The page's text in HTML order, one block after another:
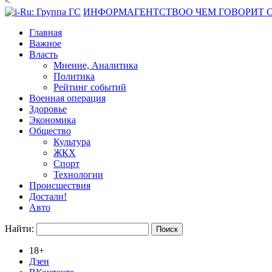
ИНФОРМАГЕНТСТВОО ЧЕМ ГОВОРИТ
Главная
Важное
Власть
Мнение, Аналитика
Политика
Рейтинг событий
Военная операция
Здоровье
Экономика
Общество
Культура
ЖКХ
Спорт
Технологии
Происшествия
Достали!
Авто
Найти:
18+
Дзен